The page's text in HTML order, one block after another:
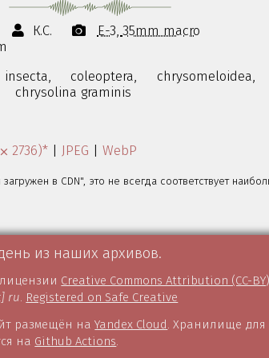
К.С. E-3 35mm macro
insecta, coleoptera,
chrysomeloidea,
chrysolina graminis
2736)* JPEG WebP
в CDN", это не всегда соответствует
из наших архивов.
Creative Commons Attribution (CC-
ru. Registered on Safe Creative
размещён наYandex Cloud. Хранилище
на Github Actions.